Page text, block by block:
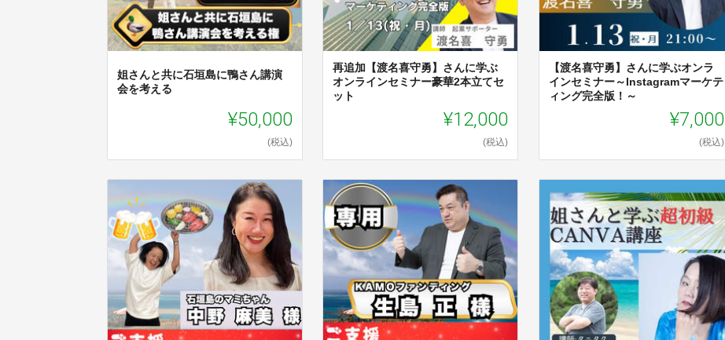
姐さんと共に石垣島に鴨さん講演
会を考える
¥50,000
(税込)
再追加【渡名喜守勇】さんに学ぶ
オンラインセミナー豪華2本立てセ
ット
¥12,000
(税込)
【渡名喜守勇】さんに学ぶオンラ
インセミナー～Instagramマーケテ
ィング完全版！～
¥7,000
(税込)